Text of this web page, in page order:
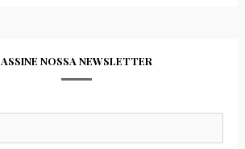
ASSINE NOSSA NEWSLETTER